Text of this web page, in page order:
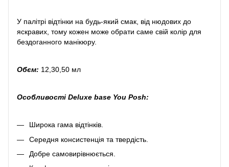
У палітрі відтінки на будь-який смак, від нюдових до
яскравих, тому кожен може обрати саме свій колір для
бездоганного манікюру.
Обєм: 12,30,50 мл
Особливості Deluxe base You Posh:
Широка гама відтінків.
Середня консистенція та твердість.
Добре самовирівнюється.